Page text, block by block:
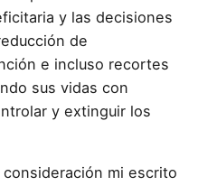
y las decisiones
de
e incluso recortes
sus vidas con
y extinguir los
mi escrito